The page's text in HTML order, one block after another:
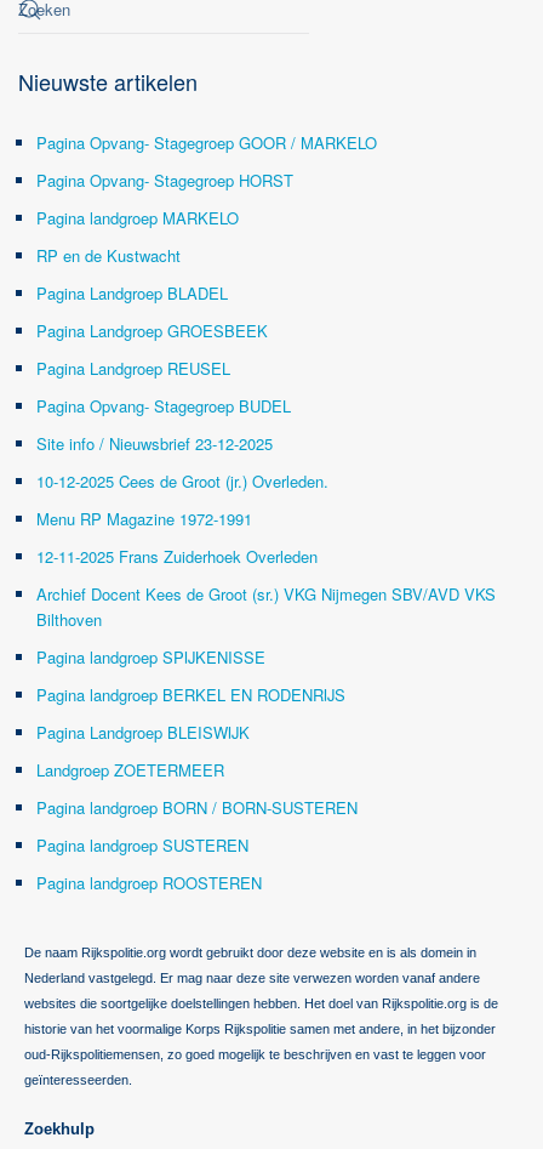
Nieuwste artikelen
Pagina Opvang- Stagegroep GOOR / MARKELO
Pagina Opvang- Stagegroep HORST
Pagina landgroep MARKELO
RP en de Kustwacht
Pagina Landgroep BLADEL
Pagina Landgroep GROESBEEK
Pagina Landgroep REUSEL
Pagina Opvang- Stagegroep BUDEL
Site info / Nieuwsbrief 23-12-2025
10-12-2025 Cees de Groot (jr.) Overleden.
Menu RP Magazine 1972-1991
12-11-2025 Frans Zuiderhoek Overleden
Archief Docent Kees de Groot (sr.) VKG Nijmegen SBV/AVD VKS
Bilthoven
Pagina landgroep SPIJKENISSE
Pagina landgroep BERKEL EN RODENRIJS
Pagina Landgroep BLEISWIJK
Landgroep ZOETERMEER
Pagina landgroep BORN / BORN-SUSTEREN
Pagina landgroep SUSTEREN
Pagina landgroep ROOSTEREN
De naam Rijkspolitie.org wordt gebruikt door deze website en is als domein in
Nederland vastgelegd. Er mag naar deze site verwezen worden vanaf andere
websites die soortgelijke doelstellingen hebben. Het doel van Rijkspolitie.org is de
historie van het voormalige Korps Rijkspolitie samen met andere, in het bijzonder
oud-Rijkspolitiemensen, zo goed mogelijk te beschrijven en vast te leggen voor
geïnteresseerden.
Zoekhulp